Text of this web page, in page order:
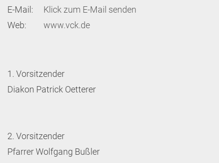
E-Mail:
Klick zum E-Mail senden
Web:
www.vck.de
1. Vorsitzender
Diakon Patrick Oetterer
2. Vorsitzender
Pfarrer Wolfgang Bußler